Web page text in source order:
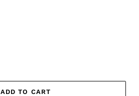
ADD TO CART